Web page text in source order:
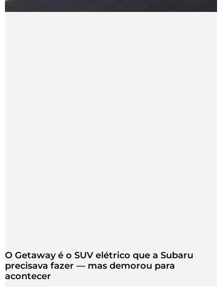
O Getaway é o SUV elétrico que a Subaru
precisava fazer — mas demorou para
acontecer